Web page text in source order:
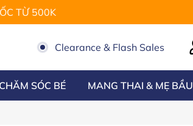
TỪ 500K
Clearance & Flash Sales
CHĂM SÓC BÉ MANG THAI & MẸ BẦU